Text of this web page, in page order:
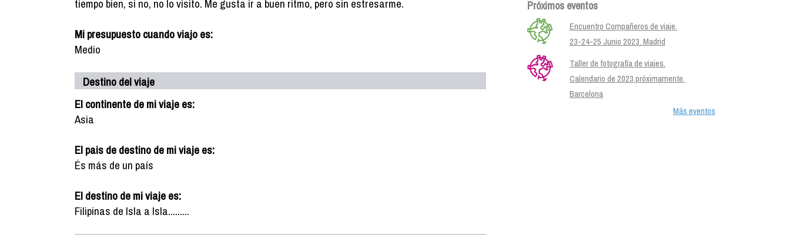
tiempo bien, si no, no lo visito. Me gusta ir a buen ritmo, pero sin estresarme.
Mi presupuesto cuando viajo es:
Medio
Destino del viaje
El continente de mi viaje es:
Asia
El pais de destino de mi viaje es:
És más de un país
El destino de mi viaje es:
Filipinas de Isla a Isla.........
Próximos eventos
Encuentro Compañeros de viaje.
23-24-25 Junio 2023. Madrid
Taller de fotografía de viajes.
Calendario de 2023 próximamente.
Barcelona
Más eventos